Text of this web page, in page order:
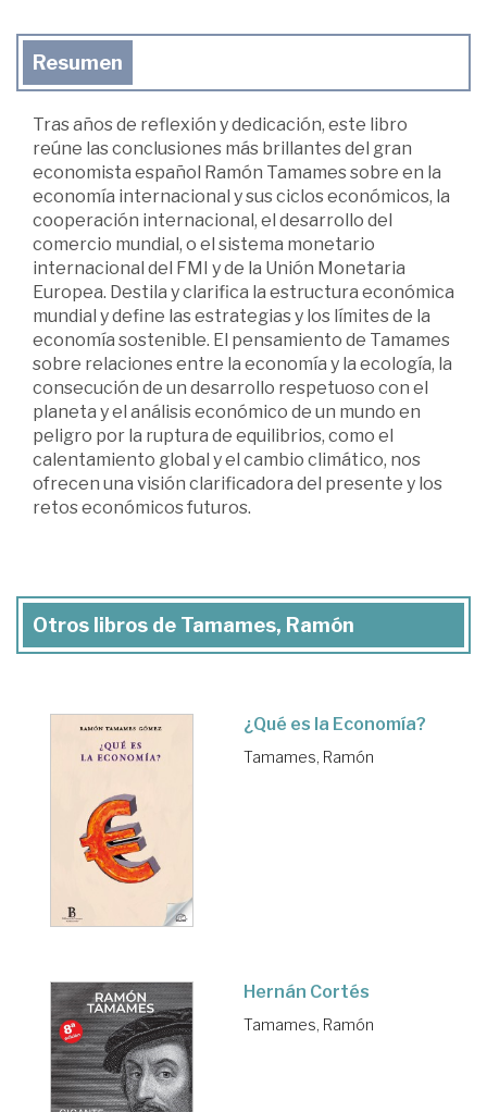
Resumen
Tras años de reflexión y dedicación, este libro
reúne las conclusiones más brillantes del gran
economista español Ramón Tamames sobre en la
economía internacional y sus ciclos económicos, la
cooperación internacional, el desarrollo del
comercio mundial, o el sistema monetario
internacional del FMI y de la Unión Monetaria
Europea. Destila y clarifica la estructura económica
mundial y define las estrategias y los límites de la
economía sostenible. El pensamiento de Tamames
sobre relaciones entre la economía y la ecología, la
consecución de un desarrollo respetuoso con el
planeta y el análisis económico de un mundo en
peligro por la ruptura de equilibrios, como el
calentamiento global y el cambio climático, nos
ofrecen una visión clarificadora del presente y los
retos económicos futuros.
Otros libros de Tamames, Ramón
¿Qué es la Economía?
Tamames, Ramón
Hernán Cortés
Tamames, Ramón